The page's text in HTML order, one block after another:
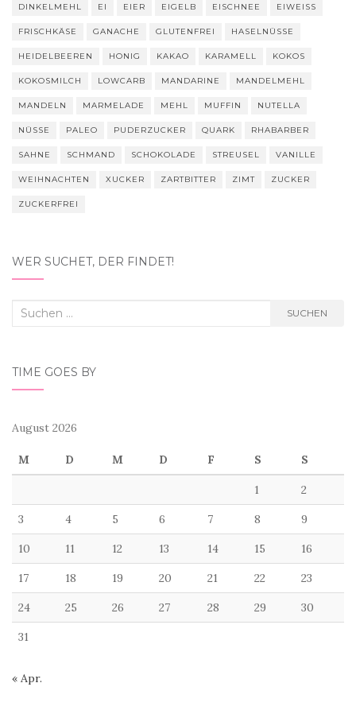
DINKELMEHL EI EIER EIGELB EISCHNEE EIWEISS
FRISCHKÄSE GANACHE GLUTENFREI HASELNÜSSE
HEIDELBEEREN HONIG KAKAO KARAMELL KOKOS
KOKOSMILCH LOWCARB MANDARINE MANDELMEHL
MANDELN MARMELADE MEHL MUFFIN NUTELLA
NÜSSE PALEO PUDERZUCKER QUARK RHABARBER
SAHNE SCHMAND SCHOKOLADE STREUSEL VANILLE
WEIHNACHTEN XUCKER ZARTBITTER ZIMT ZUCKER
ZUCKERFREI
WER SUCHET, DER FINDET!
Suchen
SUCHEN
TIME GOES BY
August 2026
M D M D F S S
1 2
3 4 5 6 7 8 9
10 11 12 13 14 15 16
17 18 19 20 21 22 23
24 25 26 27 28 29 30
31
« Apr.